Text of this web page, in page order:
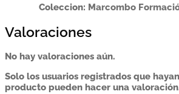
Coleccion: Marcombo
Valoraciones
No hay valoraciones aún.
Solo los usuarios registrados que
producto pueden hacer una